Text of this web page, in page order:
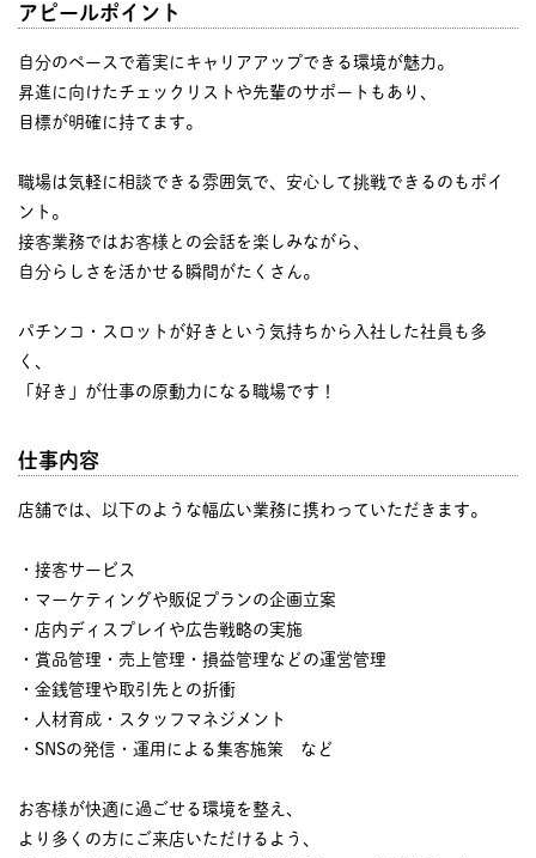
アピールポイント
自分のペースで着実にキャリアアップできる環境が魅力。
昇進に向けたチェックリストや先輩のサポートもあり、
目標が明確に持てます。
職場は気軽に相談できる雰囲気で、安心して挑戦できるのもポイ
ント。
接客業務ではお客様との会話を楽しみながら、
自分らしさを活かせる瞬間がたくさん。
パチンコ・スロットが好きという気持ちから入社した社員も多
く、
「好き」が仕事の原動力になる職場です！
仕事内容
店舗では、以下のような幅広い業務に携わっていただきます。
・接客サービス
・マーケティングや販促プランの企画立案
・店内ディスプレイや広告戦略の実施
・賞品管理・売上管理・損益管理などの運営管理
・金銭管理や取引先との折衝
・人材育成・スタッフマネジメント
・SNSの発信・運用による集客施策 など
お客様が快適に過ごせる環境を整え、
より多くの方にご来店いただけるよう、